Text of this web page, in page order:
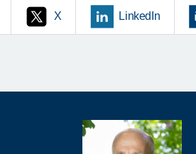
X LinkedIn